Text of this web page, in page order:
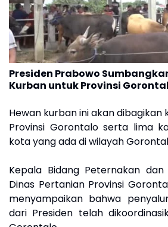
Presiden Prabowo
Kurban untuk Provinsi
Hewan kurban ini akan
Provinsi Gorontalo serta lima
kota yang ada di wilayah
Kepala Bidang Peternakan
Dinas Pertanian Provinsi
menyampaikan bahwa
dari Presiden telah